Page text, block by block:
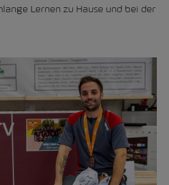
Lernen zu Hause und bei der